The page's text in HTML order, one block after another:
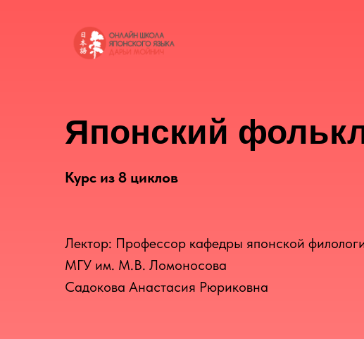
Лектор: Профессор кафедры японской
МГУ им. М.В. Ломоносова
Садокова Анастасия Рюриковна
Японский
Курс из 8 циклов